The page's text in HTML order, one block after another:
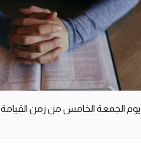
يوم الجمعة الخامس من زمن القيامة